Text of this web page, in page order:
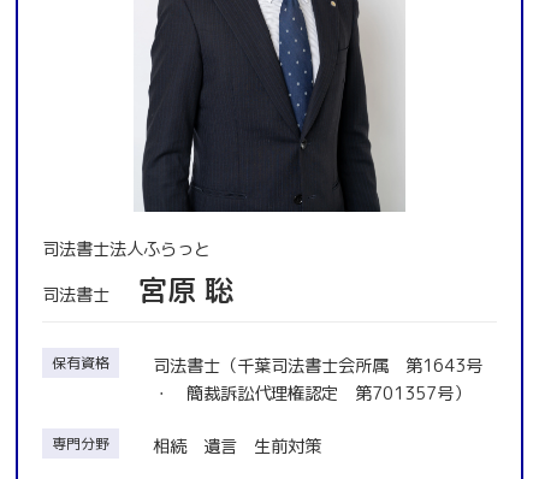
司法書士法人ふらっと
司法書士
宮原 聡
保有資格
司法書士（千葉司法書士会所属 第1643号
・ 簡裁訴訟代理権認定 第701357号）
専門分野 相続 遺言 生前対策